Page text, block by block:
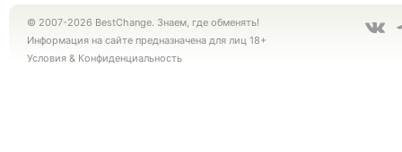
© 2007-2026 BestChange. Знаем, где обменять!
Информация на сайте предназначена для лиц 18+
Условия & Конфиденциальность